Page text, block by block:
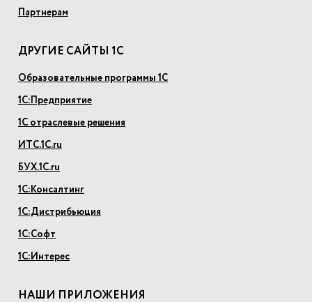
Партнерам
ДРУГИЕ САЙТЫ 1С
Образовательные программы 1С
1С:Предприятие
1С отраслевые решения
ИТС.1С.ru
БУХ.1С.ru
1С:Консалтинг
1С:Дистрибьюция
1С:Софт
1С:Интерес
НАШИ ПРИЛОЖЕНИЯ